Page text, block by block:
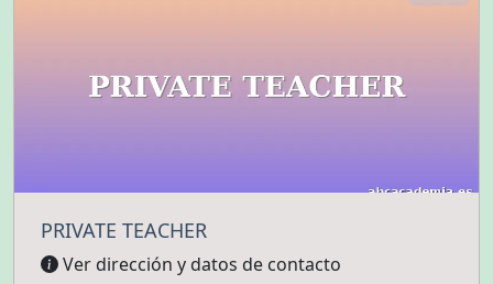
PRIVATE TEACHER
Ver dirección y datos de contacto